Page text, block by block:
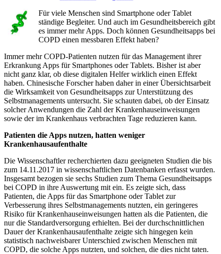
Für viele Menschen sind Smartphone oder Tablet
ständige Begleiter. Und auch im Gesundheitsbereich gibt
es immer mehr Apps. Doch können Gesundheitsapps bei
COPD einen messbaren Effekt haben?
Immer mehr COPD-Patienten nutzen für das Management ihrer
Erkrankung Apps für Smartphones oder Tablets. Bisher ist aber
nicht ganz klar, ob diese digitalen Helfer wirklich einen Effekt
haben. Chinesische Forscher haben daher in einer Übersichtsarbeit
die Wirksamkeit von Gesundheitsapps zur Unterstützung des
Selbstmanagements untersucht. Sie schauten dabei, ob der Einsatz
solcher Anwendungen die Zahl der Krankenhauseinweisungen
sowie der im Krankenhaus verbrachten Tage reduzieren kann.
Patienten die Apps nutzen, hatten weniger
Krankenhausaufenthalte
Die Wissenschaftler recherchierten dazu geeigneten Studien die bis
zum 14.11.2017 in wissenschaftlichen Datenbanken erfasst wurden.
Insgesamt bezogen sie sechs Studien zum Thema Gesundheitsapps
bei COPD in ihre Auswertung mit ein. Es zeigte sich, dass
Patienten, die Apps für das Smartphone oder Tablet zur
Verbesserung ihres Selbstmanagements nutzten, ein geringeres
Risiko für Krankenhauseinweisungen hatten als die Patienten, die
nur die Standardversorgung erhielten. Bei der durchschnittlichen
Dauer der Krankenhausaufenthalte zeigte sich hingegen kein
statistisch nachweisbarer Unterschied zwischen Menschen mit
COPD, die solche Apps nutzten, und solchen, die dies nicht taten.